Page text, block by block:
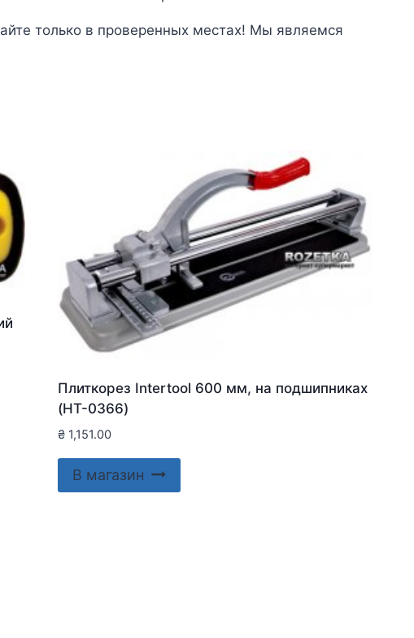
только в проверенных местах! Мы являемся
Плиткорез Intertool 600 мм, на подшипниках
(HT-0366)
₴1,151.00
В магазин